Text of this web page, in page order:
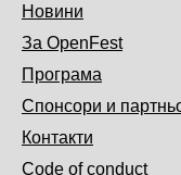
Новини
За OpenFest
Програма
Спонсори и
Контакти
Code of conduct